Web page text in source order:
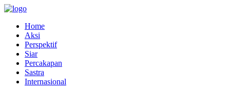
Home
Aksi
Perspektif
Siar
Percakapan
Sastra
Internasional